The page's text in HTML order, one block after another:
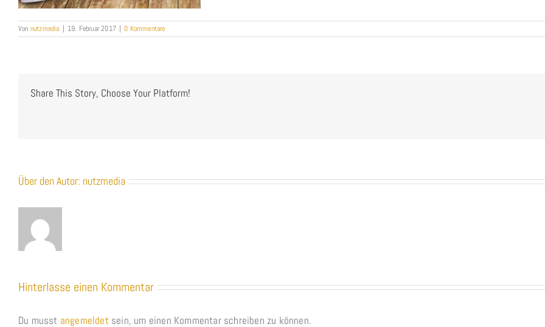
Von nutzmedia | 19. Februar 2017 | 0 Kommentare
Share This Story, Choose Your Platform!
Über den Autor: nutzmedia
Hinterlasse einen Kommentar
Du musst angemeldet sein, um einen Kommentar schreiben zu können.